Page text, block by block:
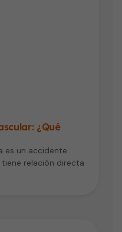
¿Qué
es un accidente
tiene relación directa